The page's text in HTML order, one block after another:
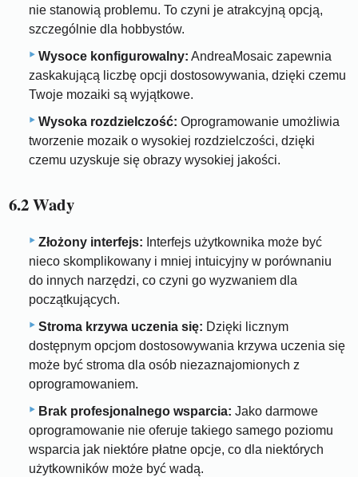
nie stanowią problemu. To czyni je atrakcyjną opcją,
szczególnie dla hobbystów.
Wysoce konfigurowalny: AndreaMosaic zapewnia
zaskakującą liczbę opcji dostosowywania, dzięki czemu
Twoje mozaiki są wyjątkowe.
Wysoka rozdzielczość: Oprogramowanie umożliwia
tworzenie mozaik o wysokiej rozdzielczości, dzięki
czemu uzyskuje się obrazy wysokiej jakości.
6.2 Wady
Złożony interfejs: Interfejs użytkownika może być
nieco skomplikowany i mniej intuicyjny w porównaniu
do innych narzędzi, co czyni go wyzwaniem dla
początkujących.
Stroma krzywa uczenia się: Dzięki licznym
dostępnym opcjom dostosowywania krzywa uczenia się
może być stroma dla osób niezaznajomionych z
oprogramowaniem.
Brak profesjonalnego wsparcia: Jako darmowe
oprogramowanie nie oferuje takiego samego poziomu
wsparcia jak niektóre płatne opcje, co dla niektórych
użytkowników może być wadą.